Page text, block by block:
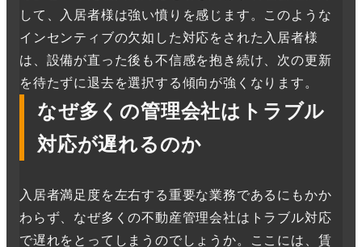
して、入居者様は強い憤りを感じます。このような
インセンティブの欠如した対応をされた入居者様
は、設備が直った後も不信感を抱き続け、次の更新
を待たずに退去を選択する傾向が強くなります。
なぜ多くの管理会社はトラブル
対応が遅れるのか
入居者満足度を左右する重要な業務であるにもかか
わらず、なぜ多くの不動産管理会社はトラブル対応
で遅れをとってしまうのでしょうか。ここには、賃